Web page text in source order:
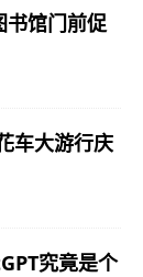
馆门前促
车大游行庆
究竟是个